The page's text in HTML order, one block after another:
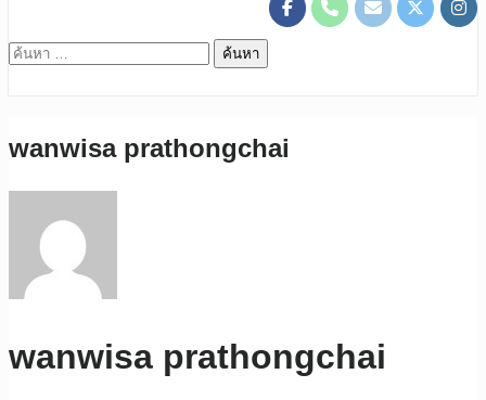
ค้นหา
wanwisa prathongchai
wanwisa prathongchai